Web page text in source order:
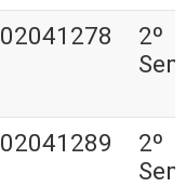
02041278
2º
02041289
2º